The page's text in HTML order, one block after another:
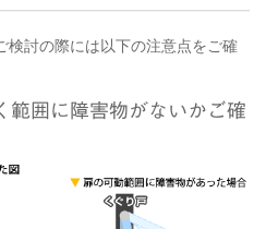
検討の際には以下の注意点をご確
範囲に障害物がないかご確